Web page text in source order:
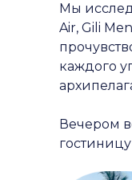
Мы
Air, Gili
каждого
Вечером